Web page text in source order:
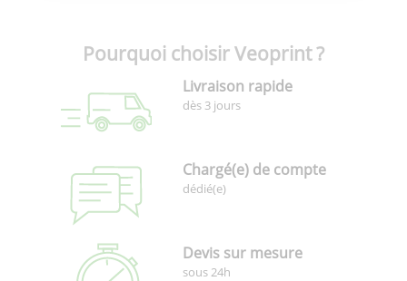
Pourquoi choisir Veoprint ?
Livraison rapide
dès 3 jours
Chargé(e) de compte
dédié(e)
Devis sur mesure
sous 24h